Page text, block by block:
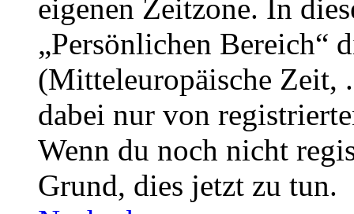
eigenen Zeitzone. In
„Persönlichen Bereich“
(Mitteleuropäische Zeit,
dabei nur von
Wenn du noch nicht
Grund, dies jetzt zu tun.